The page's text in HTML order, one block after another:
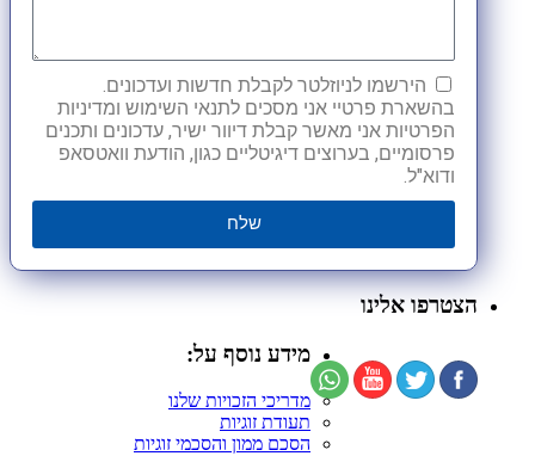
הירשמו לניוזלטר לקבלת חדשות ועדכונים.
בהשארת פרטיי אני מסכים לתנאי השימוש ומדיניות
הפרטיות אני מאשר קבלת דיוור ישיר, עדכונים ותכנים
פרסומיים, בערוצים דיגיטליים כגון, הודעת וואטסאפ
ודוא"ל.
שלח
הצטרפו אלינו
מידע נוסף על:
מדריכי הזכויות שלנו
תעודת זוגיות
הסכם ממון והסכמי זוגיות